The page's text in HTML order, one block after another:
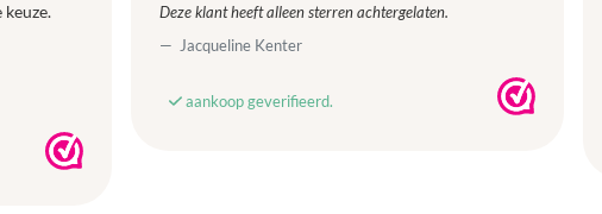
Deze klant heeft alleen sterren achtergelaten.
Jacqueline Kenter
aankoop geverifieerd.